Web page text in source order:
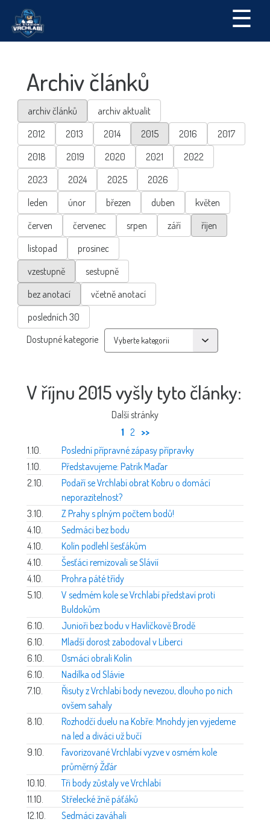
☰
Archiv článků
archiv článků
archiv aktualit
2012
2013 2014 2015 2016
2017
2018
2019 2020 2021
2022
2023
2024 2025
2026
leden
únor březen duben
květen
červen
červenec srpen září
říjen
listopad
prosinec
vzestupně
sestupně
bez anotací
včetně anotací
posledních 30
Dostupné kategorie
V říjnu 2015 vyšly tyto články:
Další stránky
1 2 >>
1.10.
Poslední přípravné zápasy přípravky
1.10.
Představujeme: Patrik Maďar
2.10.
Podaří se Vrchlabí obrat Kobru o domácí
neporazitelnost?
3.10.
Z Prahy s plným počtem bodů!
4.10.
Sedmáci bez bodu
4.10.
Kolín podlehl šesťákům
4.10.
Šesťáci remizovali se Slávií
4.10.
Prohra páté třídy
5.10.
V sedmém kole se Vrchlabí představí proti
Buldokům
6.10.
Junioři bez bodu v Havlíčkově Brodě
6.10.
Mladší dorost zabodoval v Liberci
6.10.
Osmáci obrali Kolín
6.10.
Nadílka od Slávie
7.10.
Řisuty z Vrchlabí body nevezou, dlouho po nich
ovšem sahaly
8.10.
Rozhodčí duelu na Kobře: Mnohdy jen vyjedeme
na led a diváci už bučí
9.10.
Favorizované Vrchlabí vyzve v osmém kole
průměrný Žďár
10.10.
Tři body zůstaly ve Vrchlabí
11.10.
Střelecké žně páťáků
12.10.
Sedmáci zaváhali